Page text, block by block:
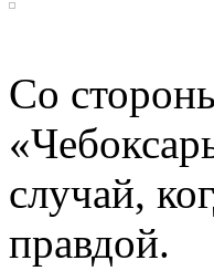
Со
случай,
правдой.